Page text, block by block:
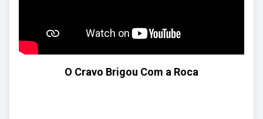
O Cravo Brigou Com a Roca